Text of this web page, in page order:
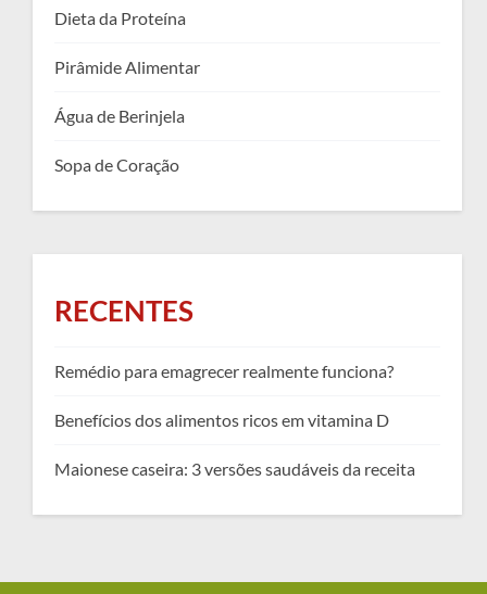
Dieta da Proteína
Pirâmide Alimentar
Água de Berinjela
Sopa de Coração
RECENTES
Remédio para emagrecer realmente funciona?
Benefícios dos alimentos ricos em vitamina D
Maionese caseira: 3 versões saudáveis da receita